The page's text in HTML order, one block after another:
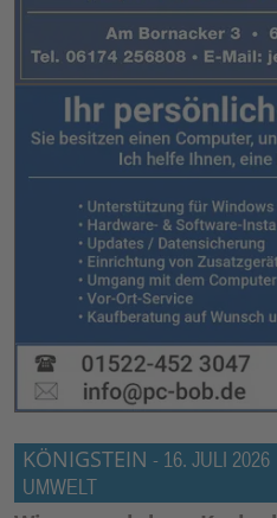
KÖNIGSTEIN - 16. JULI 2026
UMWELT